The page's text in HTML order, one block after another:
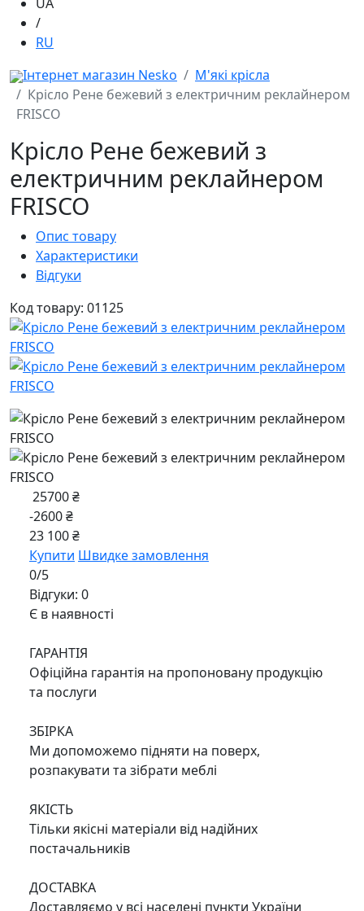
/
RU
Інтернет магазин Nesko
М'які крісла
Крісло Рене бежевий з електричним реклайнером
FRISCO
Крісло Рене бежевий з
електричним реклайнером
FRISCO
Опис товару
Характеристики
Відгуки
Код товару: 01125
25700 ₴
-2600 ₴
23 100 ₴
Купити Швидке замовлення
0/5
Відгуки: 0
Є в наявності
ГАРАНТІЯ
Офіційна гарантія на пропоновану продукцію
та послуги
ЗБІРКА
Ми допоможемо підняти на поверх,
розпакувати та зібрати меблі
ЯКІСТЬ
Тільки якісні матеріали від надійних
постачальників
ДОСТАВКА
Доставляємо у всі населені пункти України